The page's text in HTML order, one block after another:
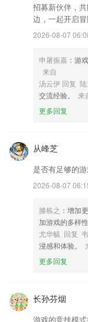
修复多处已知BUG。
是你和这个世界的往
【临停缴费】APP直
号码清洗：一键剔除
新增一键挪车功能
联系我们
招募新伙伴，
边，一起开启冒
2026-08-07
申屠振嘉 ：游
来自
汤云伊 回复
交流经验。
来
更多回复
从峰芝
是否有足够的
2026-08-07
滕栋之 ：增加
加游戏的多样性
尤华毓 回复
浸感和体验。
更多回复
长孙芬烟
游戏的竞技模